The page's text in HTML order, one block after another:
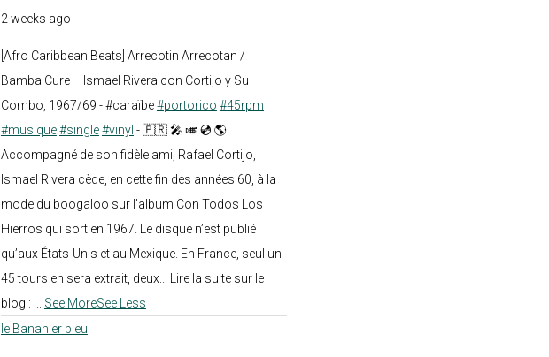
2 weeks ago
[Afro Caribbean Beats] Arrecotin Arrecotan /
Bamba Cure – Ismael Rivera con Cortijo y Su
Combo, 1967/69 - #caraïbe#portorico #45rpm
#musique#single#vinyl - 🇵🇷 🎤 🎺 💿 🌎
Accompagné de son fidèle ami, Rafael Cortijo,
Ismael Rivera cède, en cette fin des années 60, à la
mode du boogaloo sur l’album Con Todos Los
Hierros qui sort en 1967. Le disque n’est publié
qu’aux États-Unis et au Mexique. En France, seul un
45 tours en sera extrait, deux... Lire la suite sur le
blog :
See MoreSee Less
le Bananier bleu